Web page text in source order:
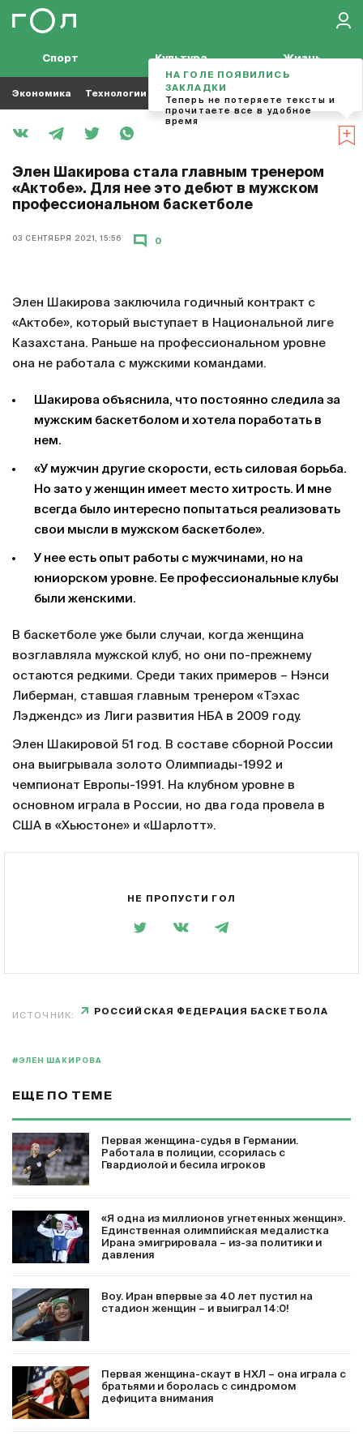
Спорт Культура Жизнь
Экономика Технологии Кино Футбол
Элен Шакирова стала главным тренером
«Актобе». Для нее это дебют в мужском
профессиональном баскетболе
03 СЕНТЯБРЯ 2021, 15:56 0
Элен Шакирова заключила годичный контракт с
«Актобе», который выступает в Национальной лиге
Казахстана. Раньше на профессиональном уровне
она не работала с мужскими командами.
Шакирова объяснила, что постоянно следила за
мужским баскетболом и хотела поработать в
нем.
«У мужчин другие скорости, есть силовая борьба.
Но зато у женщин имеет место хитрость. И мне
всегда было интересно попытаться реализовать
свои мысли в мужском баскетболе».
У нее есть опыт работы с мужчинами, но на
юниорском уровне. Ее профессиональные клубы
были женскими.
В баскетболе уже были случаи, когда женщина
возглавляла мужской клуб, но они по-прежнему
остаются редкими. Среди таких примеров – Нэнси
Либерман, ставшая главным тренером «Тэхас
Лэджендс» из Лиги развития НБА в 2009 году.
Элен Шакировой 51 год. В составе сборной России
она выигрывала золото Олимпиады-1992 и
чемпионат Европы-1991. На клубном уровне в
основном играла в России, но два года провела в
США в «Хьюстоне» и «Шарлотт».
НЕ ПРОПУСТИ ГОЛ
ИСТОЧНИК: РОССИЙСКАЯ ФЕДЕРАЦИЯ БАСКЕТБОЛА
#ЭЛЕН ШАКИРОВА
ЕЩЕ ПО ТЕМЕ
Первая женщина-судья в Германии.
Работала в полиции, ссорилась с
Гвардиолой и бесила игроков
«Я одна из миллионов угнетенных женщин».
Единственная олимпийская медалистка
Ирана эмигрировала – из-за политики и
давления
Воу. Иран впервые за 40 лет пустил на
стадион женщин – и выиграл 14:0!
Первая женщина-скаут в НХЛ – она играла с
братьями и боролась с синдромом
дефицита внимания
НА ГОЛЕ ПОЯВИЛИСЬ
ЗАКЛАДКИ
Теперь не потеряете тексты и
прочитаете все в удобное
время